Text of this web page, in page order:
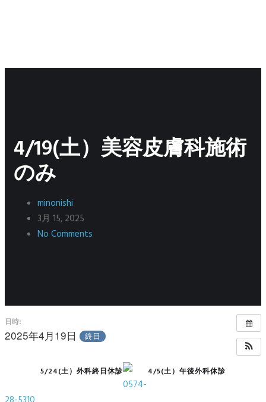
4/19(土）美容皮膚科施術
のみ
minonishi
3月 15, 2025
No Comments
日時:
2025年4月19日 終日
5/24(土）外科終日休診 4/5(土）午後外科休診
0574-